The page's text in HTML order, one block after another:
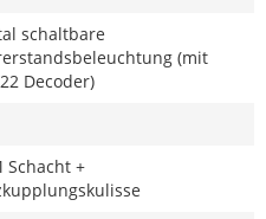
schaltbare
(mit
Decoder)
Schacht +